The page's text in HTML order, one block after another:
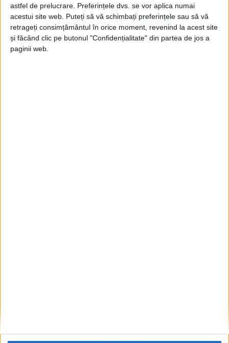
astfel de prelucrare. Preferințele dvs. se vor aplica numai
acestui site web. Puteți să vă schimbați preferințele sau să vă
retrageți consimțământul în orice moment, revenind la acest site
și făcând clic pe butonul "Confidențialitate" din partea de jos a
paginii web.
Nu și portul popular